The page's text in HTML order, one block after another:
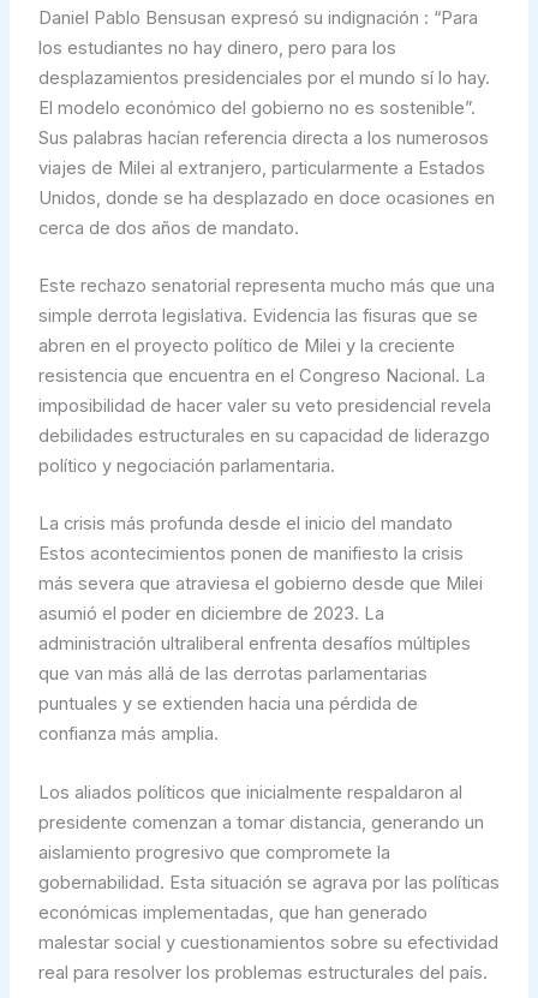
Daniel Pablo Bensusan expresó su indignación : “Para
los estudiantes no hay dinero, pero para los
desplazamientos presidenciales por el mundo sí lo hay.
El modelo económico del gobierno no es sostenible”.
Sus palabras hacían referencia directa a los numerosos
viajes de Milei al extranjero, particularmente a Estados
Unidos, donde se ha desplazado en doce ocasiones en
cerca de dos años de mandato.
Este rechazo senatorial representa mucho más que una
simple derrota legislativa. Evidencia las fisuras que se
abren en el proyecto político de Milei y la creciente
resistencia que encuentra en el Congreso Nacional. La
imposibilidad de hacer valer su veto presidencial revela
debilidades estructurales en su capacidad de liderazgo
político y negociación parlamentaria.
La crisis más profunda desde el inicio del mandato
Estos acontecimientos ponen de manifiesto la crisis
más severa que atraviesa el gobierno desde que Milei
asumió el poder en diciembre de 2023. La
administración ultraliberal enfrenta desafíos múltiples
que van más allá de las derrotas parlamentarias
puntuales y se extienden hacia una pérdida de
confianza más amplia.
Los aliados políticos que inicialmente respaldaron al
presidente comenzan a tomar distancia, generando un
aislamiento progresivo que compromete la
gobernabilidad. Esta situación se agrava por las políticas
económicas implementadas, que han generado
malestar social y cuestionamientos sobre su efectividad
real para resolver los problemas estructurales del país.